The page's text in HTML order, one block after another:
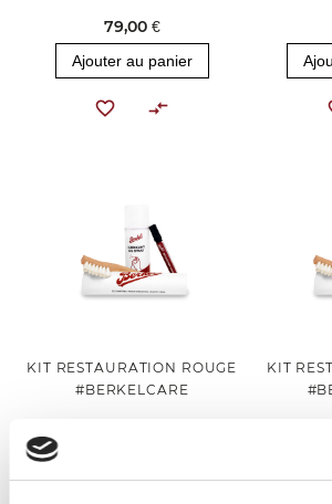
79,00 €
Ajouter au panier
KIT RESTAURATION ROUGE
#BERKELCARE
KIT